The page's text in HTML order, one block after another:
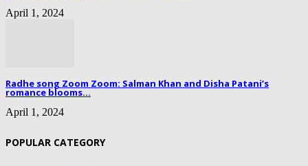
April 1, 2024
Radhe song Zoom Zoom: Salman Khan and Disha Patani’s
romance blooms...
April 1, 2024
POPULAR CATEGORY